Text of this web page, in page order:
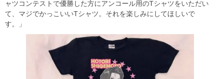
ャツコンテストで優勝した方にアンコール用のTシャツをいただい
て、マジでかっこいいTシャツ。それを楽しみにしてほしいで
す。」